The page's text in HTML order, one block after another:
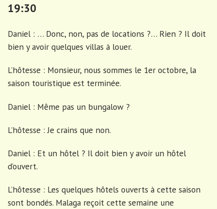
19:30
Daniel : … Donc, non, pas de locations ?… Rien ? Il doit
bien y avoir quelques villas à louer.
L’hôtesse : Monsieur, nous sommes le 1er octobre, la
saison touristique est terminée.
Daniel : Même pas un bungalow ?
L’hôtesse : Je crains que non.
Daniel : Et un hôtel ? Il doit bien y avoir un hôtel
d’ouvert.
L’hôtesse : Les quelques hôtels ouverts à cette saison
sont bondés. Malaga reçoit cette semaine une